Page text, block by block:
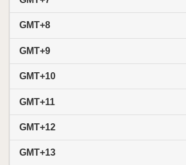
GMT+8
GMT+9
GMT+10
GMT+11
GMT+12
GMT+13